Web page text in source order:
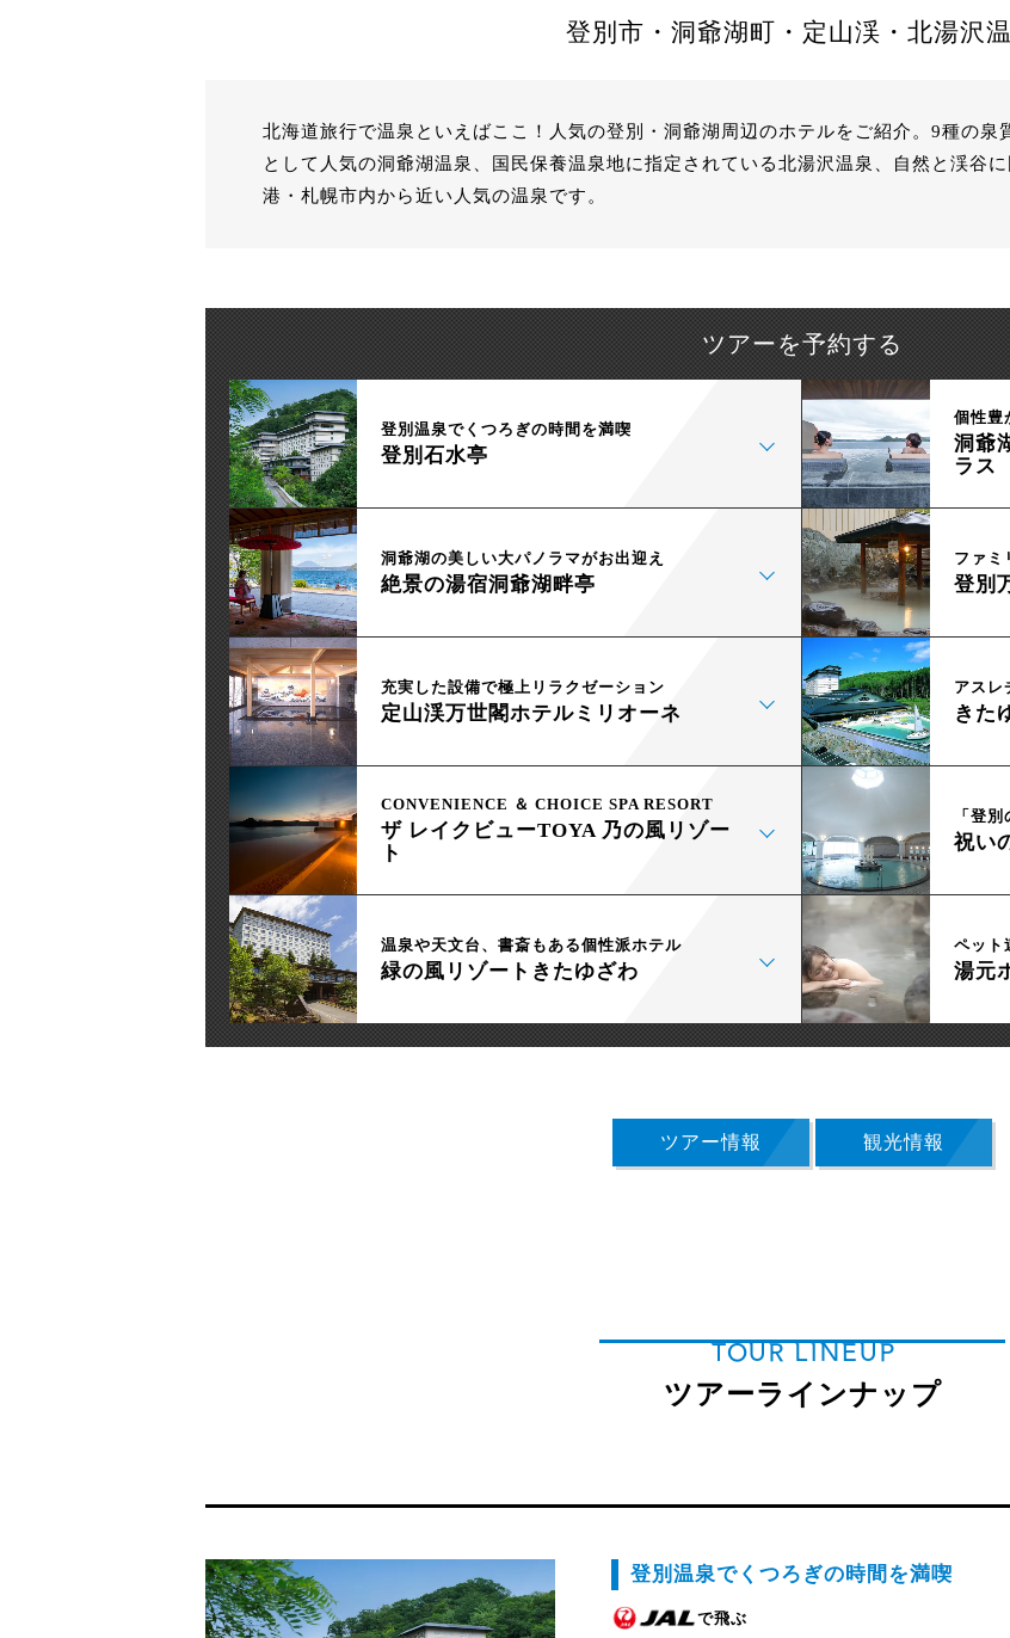
登別市・洞爺湖町・定山渓・北湯沢
北海道旅行で温泉といえばここ！人気の登別・洞爺湖周辺のホテルをご紹介。9種の泉
として人気の洞爺湖温泉、国民保養温泉地に指定されている北湯沢温泉、自然と渓谷
港・札幌市内から近い人気の温泉です。
ツアーを予約する
登別温泉でくつろぎの時間を満喫
登別石水亭
個性豊
洞爺
ラス
洞爺湖の美しい大パノラマがお出迎え
絶景の湯宿洞爺湖畔亭
ファミ
登別
充実した設備で極上リラクゼーション
定山渓万世閣ホテルミリオーネ
アスレ
きた
CONVENIENCE ＆ CHOICE SPA RESORT
ザ レイクビューTOYA 乃の風リゾー
ト
「登
祝い
温泉や天文台、書斎もある個性派ホテル
緑の風リゾートきたゆざわ
ペット
湯元
ツアー情報 観光情報
TOUR LINEUP
ツアーラインナップ
登別温泉でくつろぎの時間を満喫
で飛ぶ